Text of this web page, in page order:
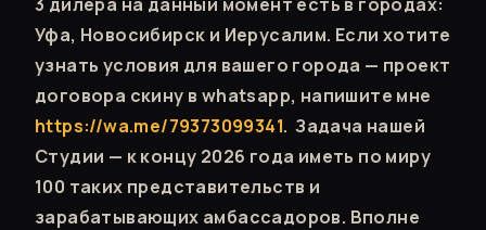
Уфа, Новосибирск и Иерусалим. Если хотите
узнать условия для вашего города — проект
договора скину в whatsapp, напишите мне
https://wa.me/79373099341. Задача нашей
Студии — к концу 2026 года иметь по миру
100 таких представительств и
зарабатывающих амбассадоров. Вполне